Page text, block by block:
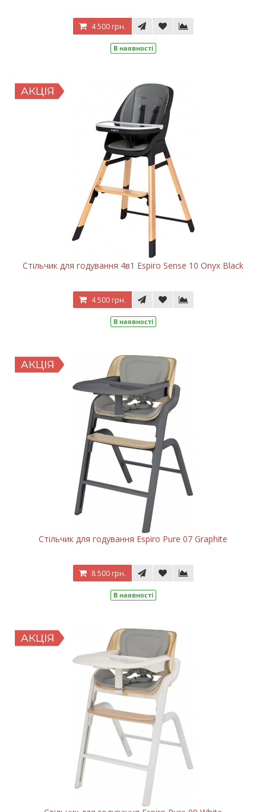
4 500 грн.
В наявності
Стільчик для годування 4в1 Espiro Sense 10 Onyx Black
4 500 грн.
В наявності
Стільчик для годування Espiro Pure 07 Graphite
8 500 грн.
В наявності